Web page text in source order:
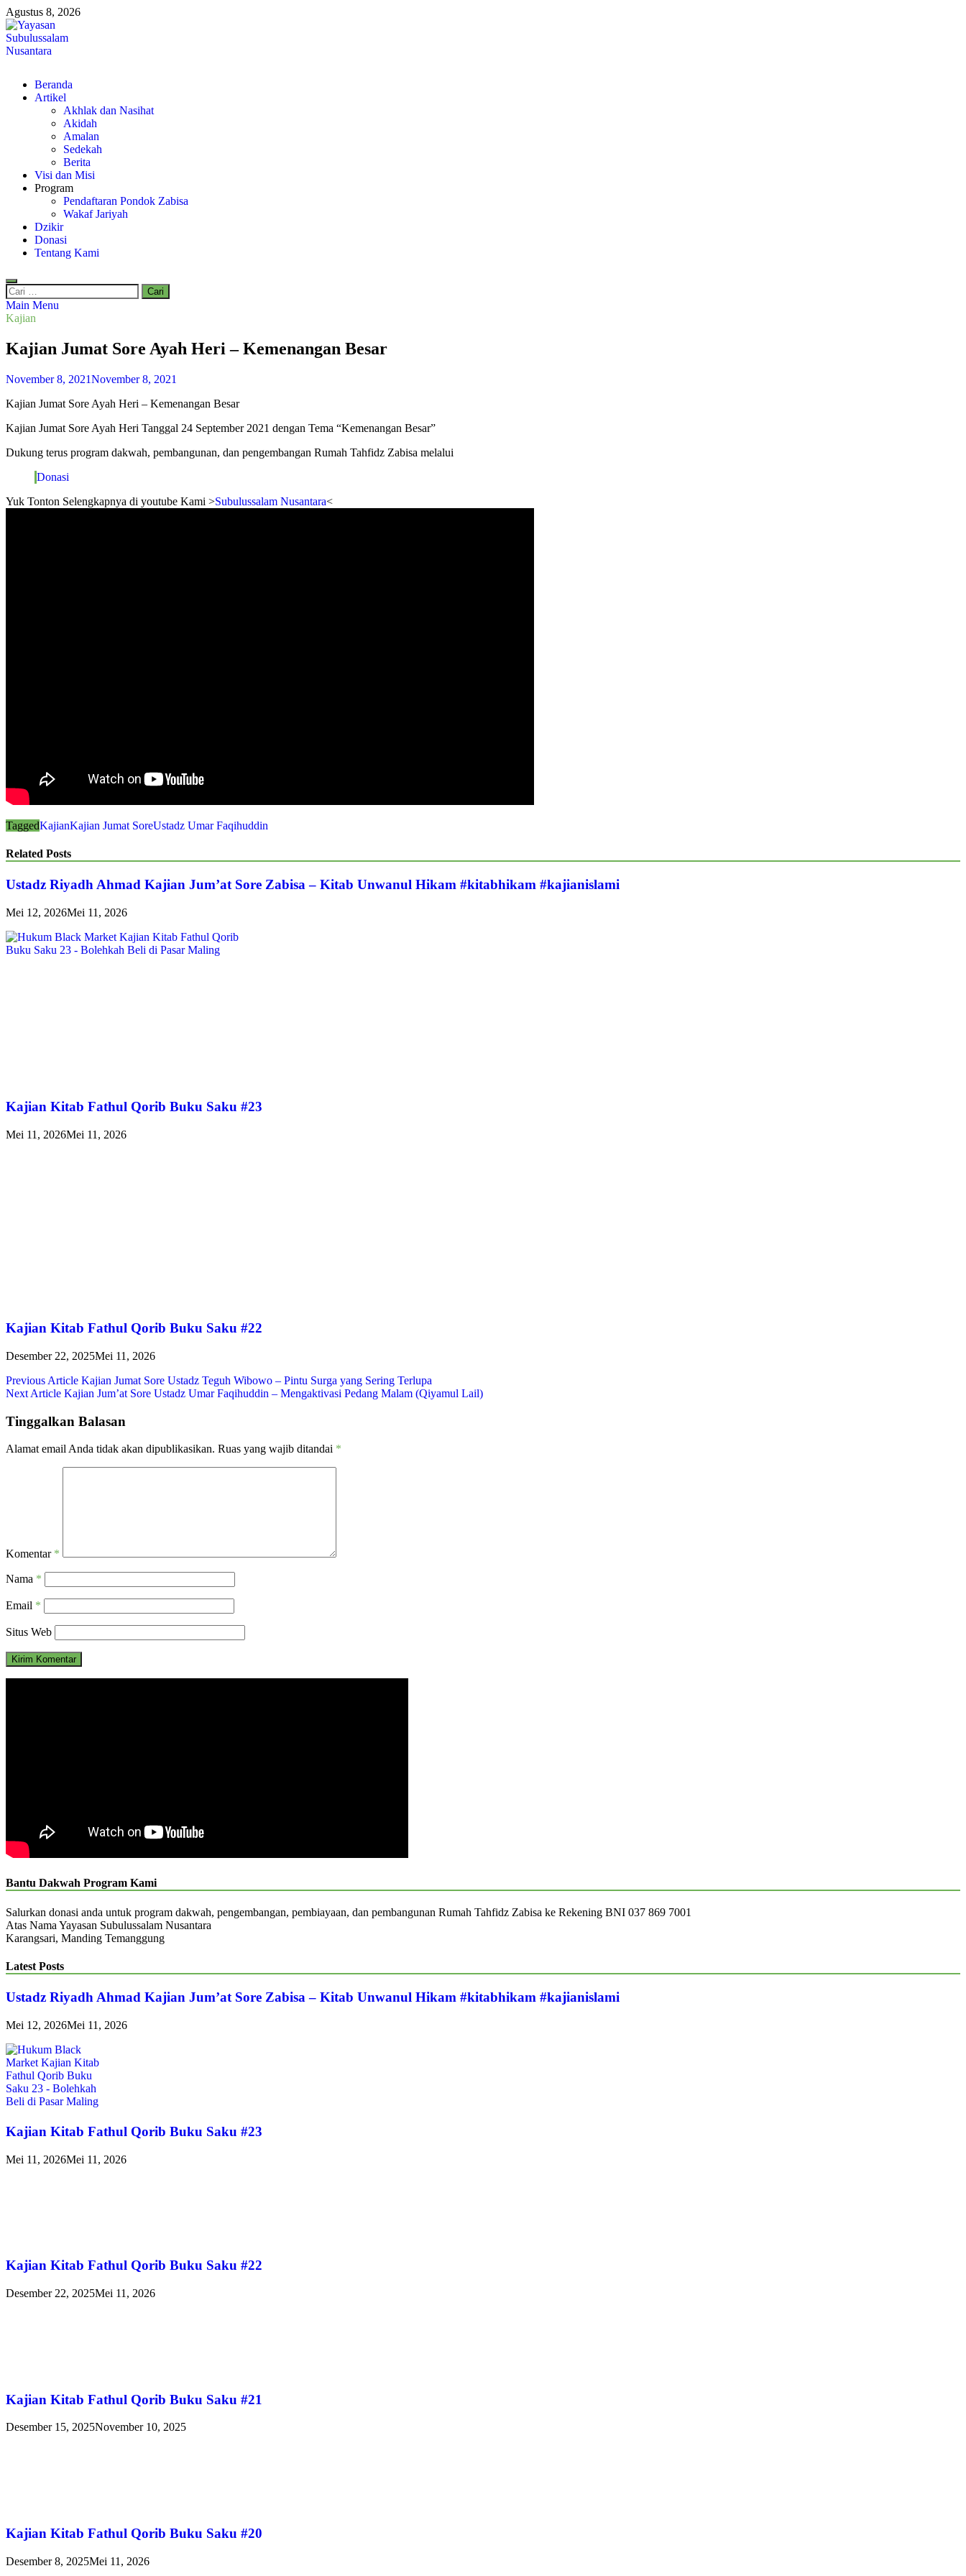
Skip
to
content
Agustus 8, 2026
Yayasan Subulussalam Nusantara
Yayasan Subulussalam Nusantara – Rumah Tahfidz Zabisa (Zaid bin Tsabit) Temanggung – Tebar Manfaat untuk Ummat
Beranda
Artikel
Akhlak dan Nasihat
Akidah
Amalan
Sedekah
Berita
Visi dan Misi
Program
Pendaftaran Pondok Zabisa
Wakaf Jariyah
Dzikir
Donasi
Tentang Kami
Cari
untuk:
Main Menu
Kajian
Kajian Jumat Sore Ayah Heri – Kemenangan Besar
November 8, 2021November 8, 2021
Kajian Jumat Sore Ayah Heri – Kemenangan Besar
Kajian Jumat Sore Ayah Heri Tanggal 24 September 2021 dengan Tema “Kemenangan Besar”
Dukung terus program dakwah, pembangunan, dan pengembangan Rumah Tahfidz Zabisa melalui
Donasi
Yuk Tonton Selengkapnya di youtube Kami >Subulussalam Nusantara<
TaggedKajianKajian Jumat SoreUstadz Umar Faqihuddin
Related Posts
Ustadz Riyadh Ahmad Kajian Jum’at Sore Zabisa – Kitab Unwanul Hikam #kitabhikam #kajianislami
Mei 12, 2026Mei 11, 2026
Kajian Kitab Fathul Qorib Buku Saku #23
Mei 11, 2026Mei 11, 2026
Kajian Kitab Fathul Qorib Buku Saku #22
Desember 22, 2025Mei 11, 2026
Navigasi
pos
Previous Article Kajian Jumat Sore Ustadz Teguh Wibowo – Pintu Surga yang Sering Terlupa
Next Article Kajian Jum’at Sore Ustadz Umar Faqihuddin – Mengaktivasi Pedang Malam (Qiyamul Lail)
Tinggalkan Balasan
Alamat email Anda tidak akan dipublikasikan. Ruas yang wajib ditandai *
Komentar *
Nama *
Email *
Situs Web
Bantu Dakwah Program Kami
Salurkan donasi anda untuk program dakwah, pengembangan, pembiayaan, dan pembangunan Rumah Tahfidz Zabisa ke Rekening BNI 037 869 7001
Atas Nama Yayasan Subulussalam Nusantara
Karangsari, Manding Temanggung
Latest Posts
Ustadz Riyadh Ahmad Kajian Jum’at Sore Zabisa – Kitab Unwanul Hikam #kitabhikam #kajianislami
Mei 12, 2026Mei 11, 2026
Kajian Kitab Fathul Qorib Buku Saku #23
Mei 11, 2026Mei 11, 2026
Kajian Kitab Fathul Qorib Buku Saku #22
Desember 22, 2025Mei 11, 2026
Kajian Kitab Fathul Qorib Buku Saku #21
Desember 15, 2025November 10, 2025
Kajian Kitab Fathul Qorib Buku Saku #20
Desember 8, 2025Mei 11, 2026